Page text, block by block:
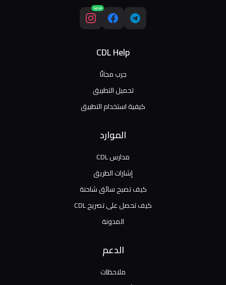
جديد
CDL Help
جرب مجانًا
تحميل التطبيق
كيفية استخدام التطبيق
الموارد
مدارس CDL
إشارات الطريق
كيف تصبح سائق شاحنة
كيف تحصل على تصريح CDL
المدونة
الدعم
ملاحظات